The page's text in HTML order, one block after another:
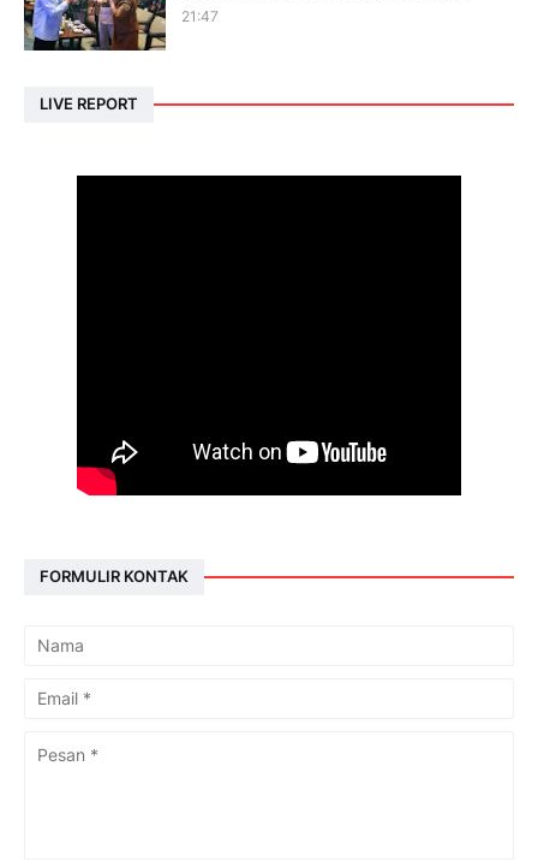
21:47
LIVE REPORT
FORMULIR KONTAK